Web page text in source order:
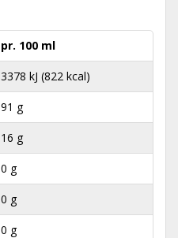
pr. 100 ml
3378 kJ (822 kcal)
91 g
16 g
0 g
0 g
0 g